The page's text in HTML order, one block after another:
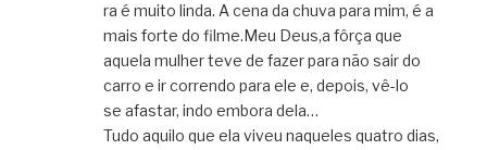
ra é muito linda. A cena da chuva para mim, é a
mais forte do filme.Meu Deus,a fôrça que
aquela mulher teve de fazer para não sair do
carro e ir correndo para ele e, depois, vê-lo
se afastar, indo embora dela…
Tudo aquilo que ela viveu naqueles quatro dias,